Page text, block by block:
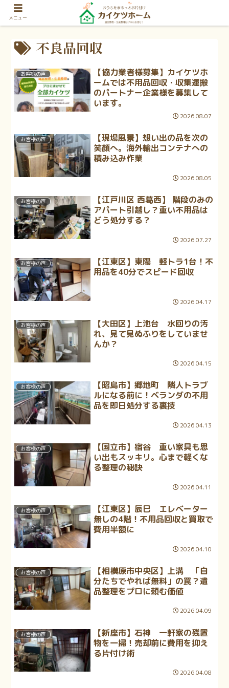
不良品回収
お客様の声
【協力業者様募集】カイケツホ
ームでは不用品回収・収集運搬
のパートナー企業様を募集して
います。
2026.08.07
お客様の声
【現場風景】想い出の品を次の
笑顔へ。海外輸出コンテナへの
積み込み作業
2026.08.05
お客様の声
【江戸川区 西葛西】 階段のみの
アパート引越し？重い不用品は
どう処分する？
2026.07.27
お客様の声
【江東区】東陽 軽トラ1台！不
用品を40分でスピード回収
2026.04.17
お客様の声
【大田区】上池台 水回りの汚
れ、見て見ぬふりをしていませ
んか？
2026.04.15
お客様の声
【昭島市】郷地町 隣人トラブ
ルになる前に！ベランダの不用
品を即日処分する裏技
2026.04.13
お客様の声
【国立市】宿谷 重い家具も思
い出もスッキリ。心まで軽くな
る整理の秘訣
2026.04.11
お客様の声
【江東区】辰巳 エレベーター
無しの4階！不用品回収と買取で
費用半額に
2026.04.10
お客様の声
【相模原市中央区】上溝 「自
分たちでやれば無料」の罠？遺
品整理をプロに頼む価値
2026.04.09
お客様の声
【新座市】石神 一軒家の残置
物を一掃！売却前に費用を抑え
る片付け術
2026.04.08
メニュー